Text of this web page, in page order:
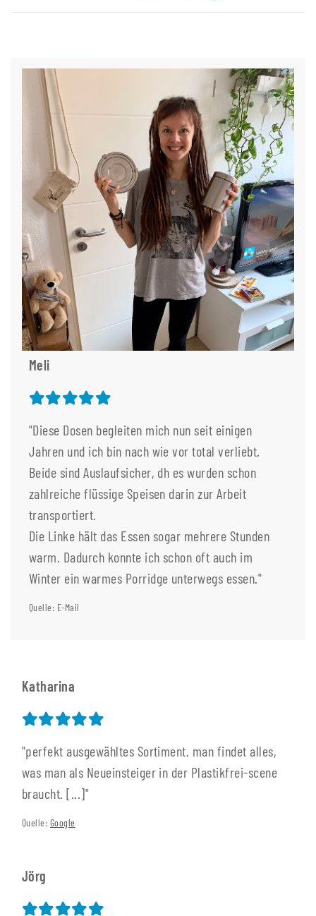
Meli
"Diese Dosen begleiten mich nun seit einigen
Jahren und ich bin nach wie vor total verliebt.
Beide sind Auslaufsicher, dh es wurden schon
zahlreiche flüssige Speisen darin zur Arbeit
transportiert.
Die Linke hält das Essen sogar mehrere Stunden
warm. Dadurch konnte ich schon oft auch im
Winter ein warmes Porridge unterwegs essen."
Quelle: E-Mail
Katharina
"perfekt ausgewähltes Sortiment. man findet alles,
was man als Neueinsteiger in der Plastikfrei-scene
braucht. [...]"
Quelle: Google
Jörg